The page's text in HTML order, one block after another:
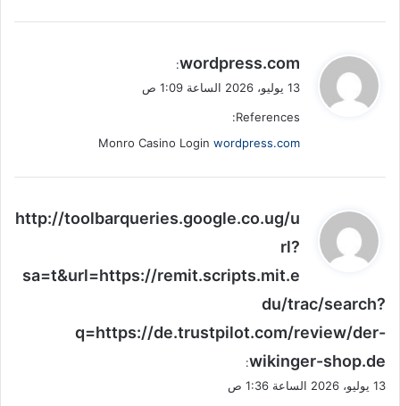
ي
ل
wordpress.com
:
13 يوليو، 2026 الساعة 1:09 ص
References:
Monro Casino Login wordpress.com
ي
و
ل
http://toolbarqueries.google.co.ug/u
rl?
sa=t&url=https://remit.scripts.mit.e
du/trac/search?
q=https://de.trustpilot.com/review/der-
wikinger-shop.de
:
13 يوليو، 2026 الساعة 1:36 ص